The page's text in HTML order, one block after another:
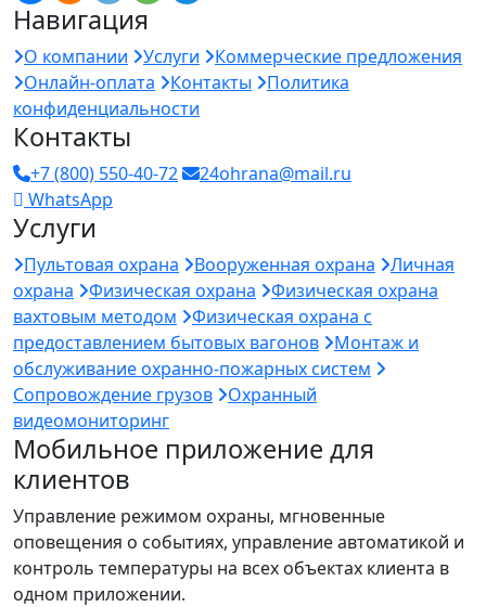
Навигация
О компании Услуги
Коммерческие предложения
Онлайн-оплата
Контакты
Политика
конфиденциальности
Контакты
+7 (800) 550-40-72
24ohrana@mail.ru
WhatsApp
Услуги
Пультовая охрана Вооруженная охрана
Личная
охрана
Физическая охрана
Физическая охрана
вахтовым методом
Физическая охрана с
предоставлением бытовых вагонов
Монтаж и
обслуживание охранно-пожарных систем
Сопровождение грузов
Охранный
видеомониторинг
Мобильное приложение для
клиентов
Управление режимом охраны, мгновенные
оповещения о событиях, управление автоматикой и
контроль температуры на всех объектах клиента в
одном приложении.